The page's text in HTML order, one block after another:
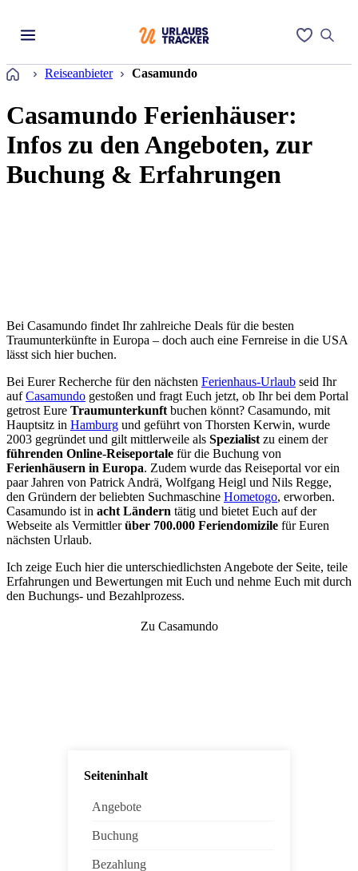
Startseite
Reiseanbieter Casamundo
Casamundo Ferienhäuser:
Infos zu den Angeboten, zur
Buchung & Erfahrungen
Bei Casamundo findet Ihr zahlreiche Deals für die besten
Traumunterkünfte in Europa – doch auch eine Fernreise in die USA
lässt sich hier buchen.
Bei Eurer Recherche für den nächsten Ferienhaus-Urlaub seid Ihr
aufCasamundo gestoßen und fragt Euch jetzt, ob Ihr bei dem Portal
getrost Eure Traumunterkunft buchen könnt? Casamundo, mit
Hauptsitz in Hamburg und geführt von Thorsten Kerwin, wurde
2003 gegründet und gilt mittlerweile als Spezialist zu einem der
führenden Online-Reiseportale für die Buchung von
Ferienhäusern in Europa. Zudem wurde das Reiseportal vor ein
paar Jahren von Patrick Andrä, Wolfgang Heigl und Nils Regge,
den Gründern der beliebten Suchmaschine Hometogo, erworben.
Casamundo ist in acht Ländern tätig und bietet Euch auf der
Webseite als Vermittlerüber 700.000 Feriendomizile für Euren
nächsten Urlaub.
Ich zeige Euch hier die unterschiedlichsten Angebote der Seite, teile
Erfahrungen und Bewertungen mit Euch und nehme Euch mit durch
den Buchungs- und Bezahlprozess.
Zu Casamundo
Seiteninhalt
Angebote
Buchung
Bezahlung